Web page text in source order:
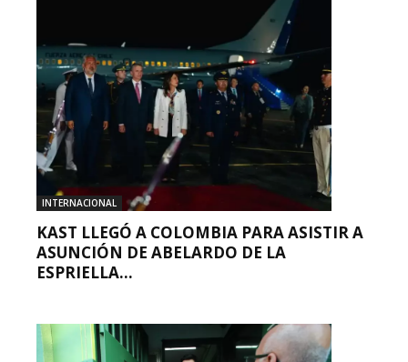
INTERNACIONAL
KAST LLEGÓ A COLOMBIA PARA ASISTIR A
ASUNCIÓN DE ABELARDO DE LA
ESPRIELLA...